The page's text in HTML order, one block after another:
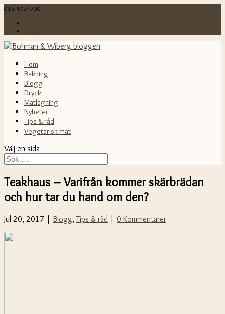
018-4724700
Hem
Bakning
Blogg
Dryck
Matlagning
Nyheter
Tips & råd
Vegetarisk mat
Välj en sida
Teakhaus – Varifrån kommer skärbrädan
och hur tar du hand om den?
Jul 20, 2017 | Blogg,Tips & råd | 0 Kommentarer